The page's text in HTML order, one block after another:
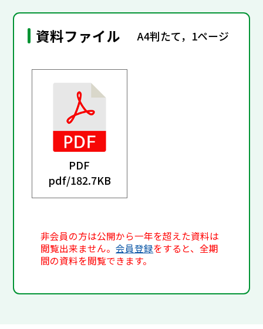
資料ファイル A4判たて，1ページ
PDF
pdf/182.7KB
非会員の方は公開から一年を超えた資料は
閲覧出来ません。会員登録をすると、全期
間の資料を閲覧できます。